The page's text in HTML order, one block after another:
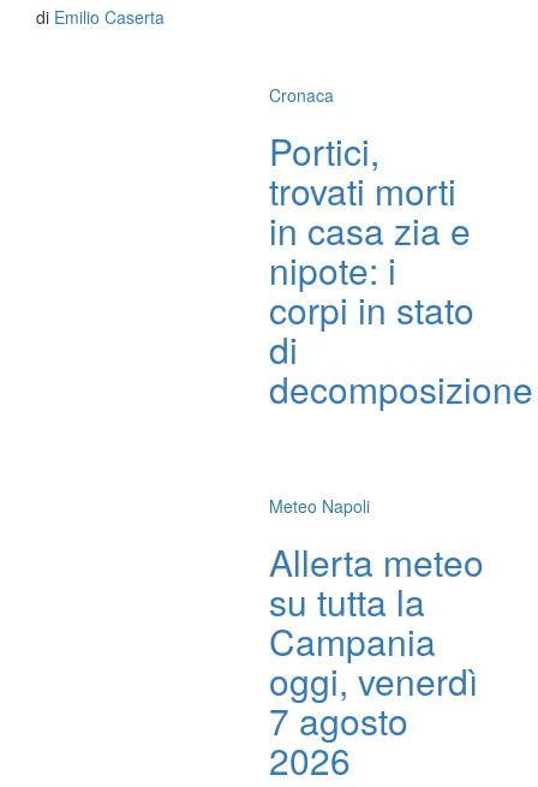
di Emilio Caserta
Cronaca
Portici,
trovati morti
in casa zia e
nipote: i
corpi in stato
di
decomposizione
Meteo Napoli
Allerta meteo
su tutta la
Campania
oggi, venerdì
7 agosto
2026